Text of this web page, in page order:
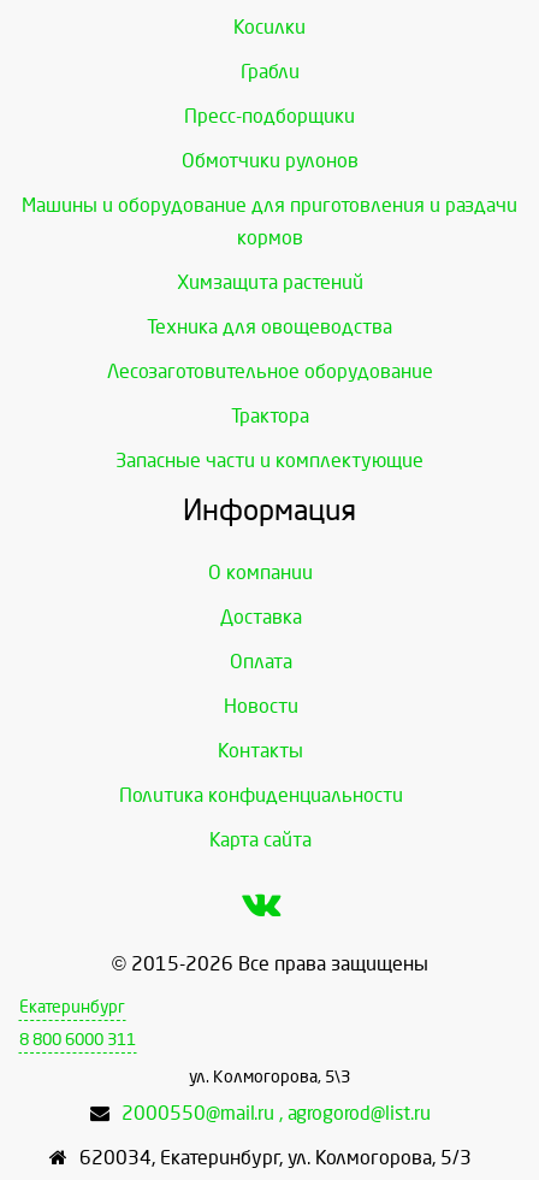
Косилки
Грабли
Пресс-подборщики
Обмотчики рулонов
Машины и оборудование для приготовления и раздачи
кормов
Химзащита растений
Техника для овощеводства
Лесозаготовительное оборудование
Трактора
Запасные части и комплектующие
Информация
О компании
Доставка
Оплата
Новости
Контакты
Политика конфиденциальности
Карта сайта
© 2015-2026 Все права защищены
Екатеринбург
8 800 6000 311
ул. Колмогорова, 5\3
2000550@mail.ru , agrogorod@list.ru
620034, Екатеринбург, ул. Колмогорова, 5/3